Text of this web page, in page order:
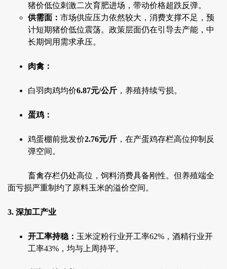
猪价低位刺激二次育肥进场，带动价格超跌反弹。
供需面： 市场供应压力依然较大，消费支撑不足，预
计短期猪价低位震荡。政策层面仍在引导去产能，中
长期饲用需求承压。
肉禽：
白羽肉鸡均价6.87元/公斤 ，养殖持续亏损。
蛋鸡：
鸡蛋棚前批发价2.76元/斤 ，在产蛋鸡存栏高位抑制反
弹空间。
畜禽存栏仍处高位，饲料消费具备刚性。但养殖端全
面亏损严重制约了原料玉米的溢价空间。
3. 深加工产业
开工率持稳： 玉米淀粉行业开工率62%，酒精行业开
工率43%，均与上周持平。